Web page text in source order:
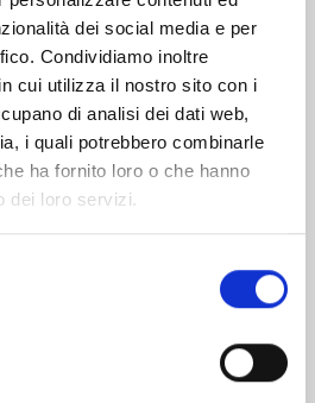
dei social media e per
Condividiamo inoltre
cui utilizza il nostro sito con i
di analisi dei dati web,
i quali potrebbero combinarle
ha fornito loro o che hanno
dei loro servizi.
della serie